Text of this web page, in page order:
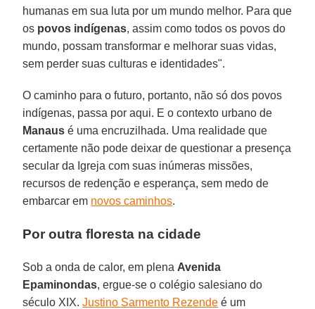
humanas em sua luta por um mundo melhor. Para que
os povos indígenas, assim como todos os povos do
mundo, possam transformar e melhorar suas vidas,
sem perder suas culturas e identidades".
O caminho para o futuro, portanto, não só dos povos
indígenas, passa por aqui. E o contexto urbano de
Manaus é uma encruzilhada. Uma realidade que
certamente não pode deixar de questionar a presença
secular da Igreja com suas inúmeras missões,
recursos de redenção e esperança, sem medo de
embarcar em novos caminhos.
Por outra floresta na cidade
Sob a onda de calor, em plena Avenida
Epaminondas, ergue-se o colégio salesiano do
século XIX.Justino Sarmento Rezende é um